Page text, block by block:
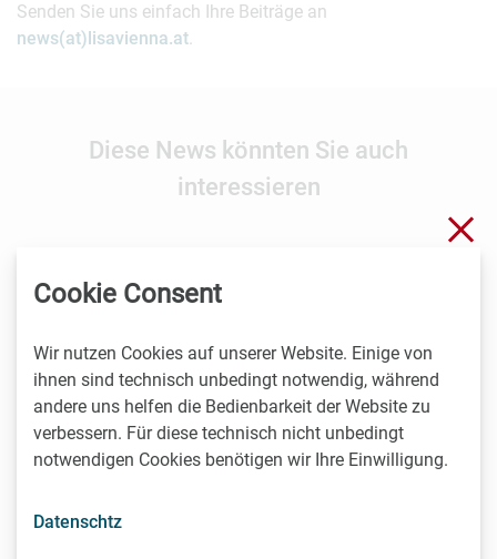
Senden Sie uns einfach Ihre Beiträge an
news(at)lisavienna.at.
Diese News könnten Sie auch
interessieren
3.7.2026
Crowdinvesting für weiteres Wachstum
Das Wiener Biotechnologieunternehmen nagene GmbH
hat gemeinsam mit der österreichischen
Investmentplattform ROCKETS eine…
1.7.2026
Cookie Consent
Wir nutzen Cookies auf unserer Website. Einige von
ihnen sind technisch unbedingt notwendig, während
andere uns helfen die Bedienbarkeit der Website zu
verbessern. Für diese technisch nicht unbedingt
notwendigen Cookies benötigen wir Ihre Einwilligung.
Datenschtz